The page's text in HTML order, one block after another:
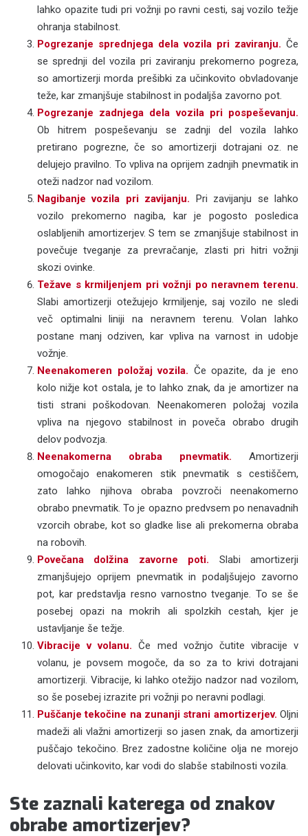
lahko opazite tudi pri vožnji po ravni cesti, saj vozilo težje
ohranja stabilnost.
Pogrezanje sprednjega dela vozila pri zaviranju. Če
se sprednji del vozila pri zaviranju prekomerno pogreza,
so amortizerji morda prešibki za učinkovito obvladovanje
teže, kar zmanjšuje stabilnost in podaljša zavorno pot.
Pogrezanje zadnjega dela vozila pri pospeševanju.
Ob hitrem pospeševanju se zadnji del vozila lahko
pretirano pogrezne, če so amortizerji dotrajani oz. ne
delujejo pravilno. To vpliva na oprijem zadnjih pnevmatik in
oteži nadzor nad vozilom.
Nagibanje vozila pri zavijanju. Pri zavijanju se lahko
vozilo prekomerno nagiba, kar je pogosto posledica
oslabljenih amortizerjev. S tem se zmanjšuje stabilnost in
povečuje tveganje za prevračanje, zlasti pri hitri vožnji
skozi ovinke.
Težave s krmiljenjem pri vožnji po neravnem terenu.
Slabi amortizerji otežujejo krmiljenje, saj vozilo ne sledi
več optimalni liniji na neravnem terenu. Volan lahko
postane manj odziven, kar vpliva na varnost in udobje
vožnje.
Neenakomeren položaj vozila. Če opazite, da je eno
kolo nižje kot ostala, je to lahko znak, da je amortizer na
tisti strani poškodovan. Neenakomeren položaj vozila
vpliva na njegovo stabilnost in poveča obrabo drugih
delov podvozja.
Neenakomerna obraba pnevmatik. Amortizerji
omogočajo enakomeren stik pnevmatik s cestiščem,
zato lahko njihova obraba povzroči neenakomerno
obrabo pnevmatik. To je opazno predvsem po nenavadnih
vzorcih obrabe, kot so gladke lise ali prekomerna obraba
na robovih.
Povečana dolžina zavorne poti. Slabi amortizerji
zmanjšujejo oprijem pnevmatik in podaljšujejo zavorno
pot, kar predstavlja resno varnostno tveganje. To se še
posebej opazi na mokrih ali spolzkih cestah, kjer je
ustavljanje še težje.
Vibracije v volanu. Če med vožnjo čutite vibracije v
volanu, je povsem mogoče, da so za to krivi dotrajani
amortizerji. Vibracije, ki lahko otežijo nadzor nad vozilom,
so še posebej izrazite pri vožnji po neravni podlagi.
Puščanje tekočine na zunanji strani amortizerjev. Oljni
madeži ali vlažni amortizerji so jasen znak, da amortizerji
puščajo tekočino. Brez zadostne količine olja ne morejo
delovati učinkovito, kar vodi do slabše stabilnosti vozila.
Ste zaznali katerega od znakov
obrabe amortizerjev?